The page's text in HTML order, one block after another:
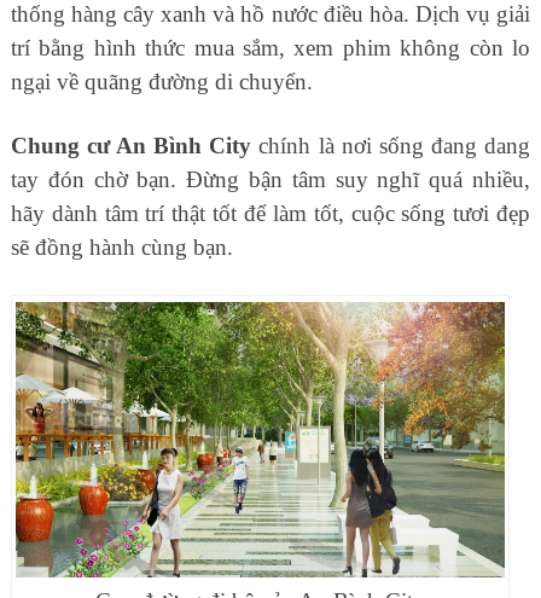
thống hàng cây xanh và hồ nước điều hòa. Dịch vụ giải
trí bằng hình thức mua sắm, xem phim không còn lo
ngại về quãng đường di chuyển.
Chung cư An Bình City chính là nơi sống đang dang
tay đón chờ bạn. Đừng bận tâm suy nghĩ quá nhiều,
hãy dành tâm trí thật tốt để làm tốt, cuộc sống tươi đẹp
sẽ đồng hành cùng bạn.